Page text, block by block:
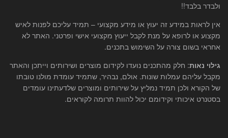
ולבדר בלבד!!
אין לראות במידע זה יעוץ או מידע מקצועי – תמיד עליכם לפנות לאיש
מקצוע או לרופא על מנת לקבל ייעוץ מקצועי אישי ופרטני. האתר לא
אחראי בשום צורה על השימוש בתכנים.
גילוי נאות: חלק מהתכנים נועדו לקידום מוצרים ושירותים וייתכן והאתר
מקבל עליהם עמלות שונות. אולם, נבהיר, שתמיד עומדת מולנו טובתו
של הקורא ולכן תמיד נמליץ על שירותים ומוצרים שלדעתינו עומדים
בסטנרט איכותי וקידומם יכול להוות תרומה לקוראים.